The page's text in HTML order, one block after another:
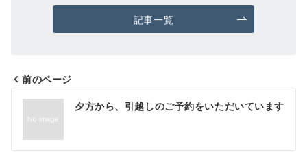
記事一覧
投
ナ
前のページ
夕方から、引越しのご予約をいただいています